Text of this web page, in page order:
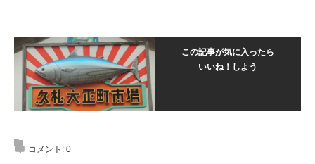
この記事が気に入ったら
いいね！しよう
コメント: 0